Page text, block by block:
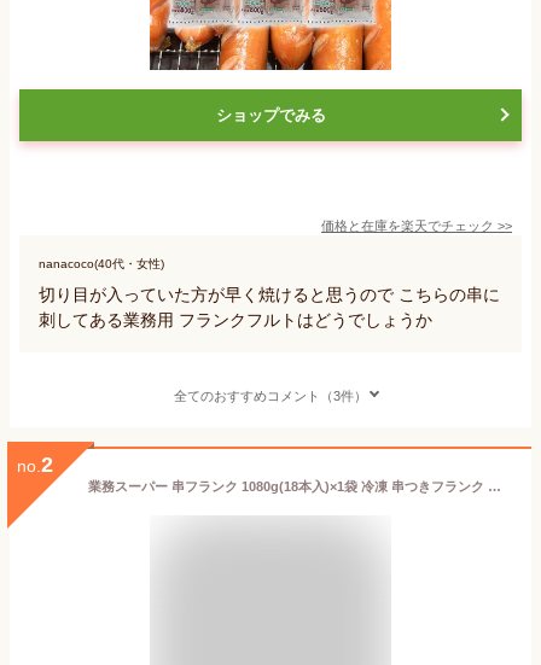
ショップでみる
価格と在庫を楽天でチェック >>
nanacoco(40代・女性)
切り目が入っていた方が早く焼けると思うので こちらの串に
刺してある業務用 フランクフルトはどうでしょうか
全てのおすすめコメント（3件）
no. 2
業務スーパー 串フランク 1080g(18本入)×1袋 冷凍 串つきフランク フランクフルト ソーセージ